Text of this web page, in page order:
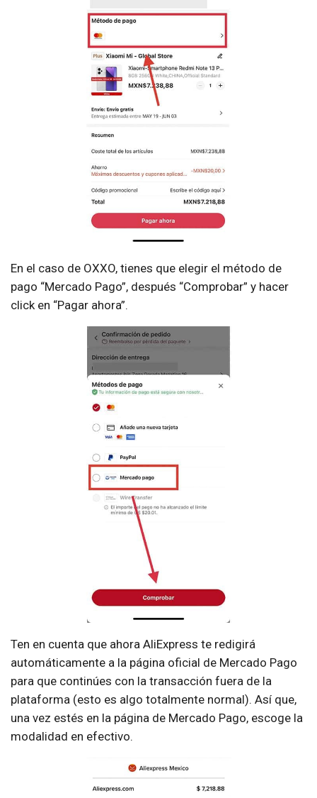
En el caso de OXXO, tienes que elegir el método de
pago “Mercado Pago”, después “Comprobar” y hacer
click en “Pagar ahora”.
Ten en cuenta que ahora AliExpress te redigirá
automáticamente a la página oficial de Mercado Pago
para que continúes con la transacción fuera de la
plataforma (esto es algo totalmente normal). Así que,
una vez estés en la página de Mercado Pago, escoge la
modalidad en efectivo.